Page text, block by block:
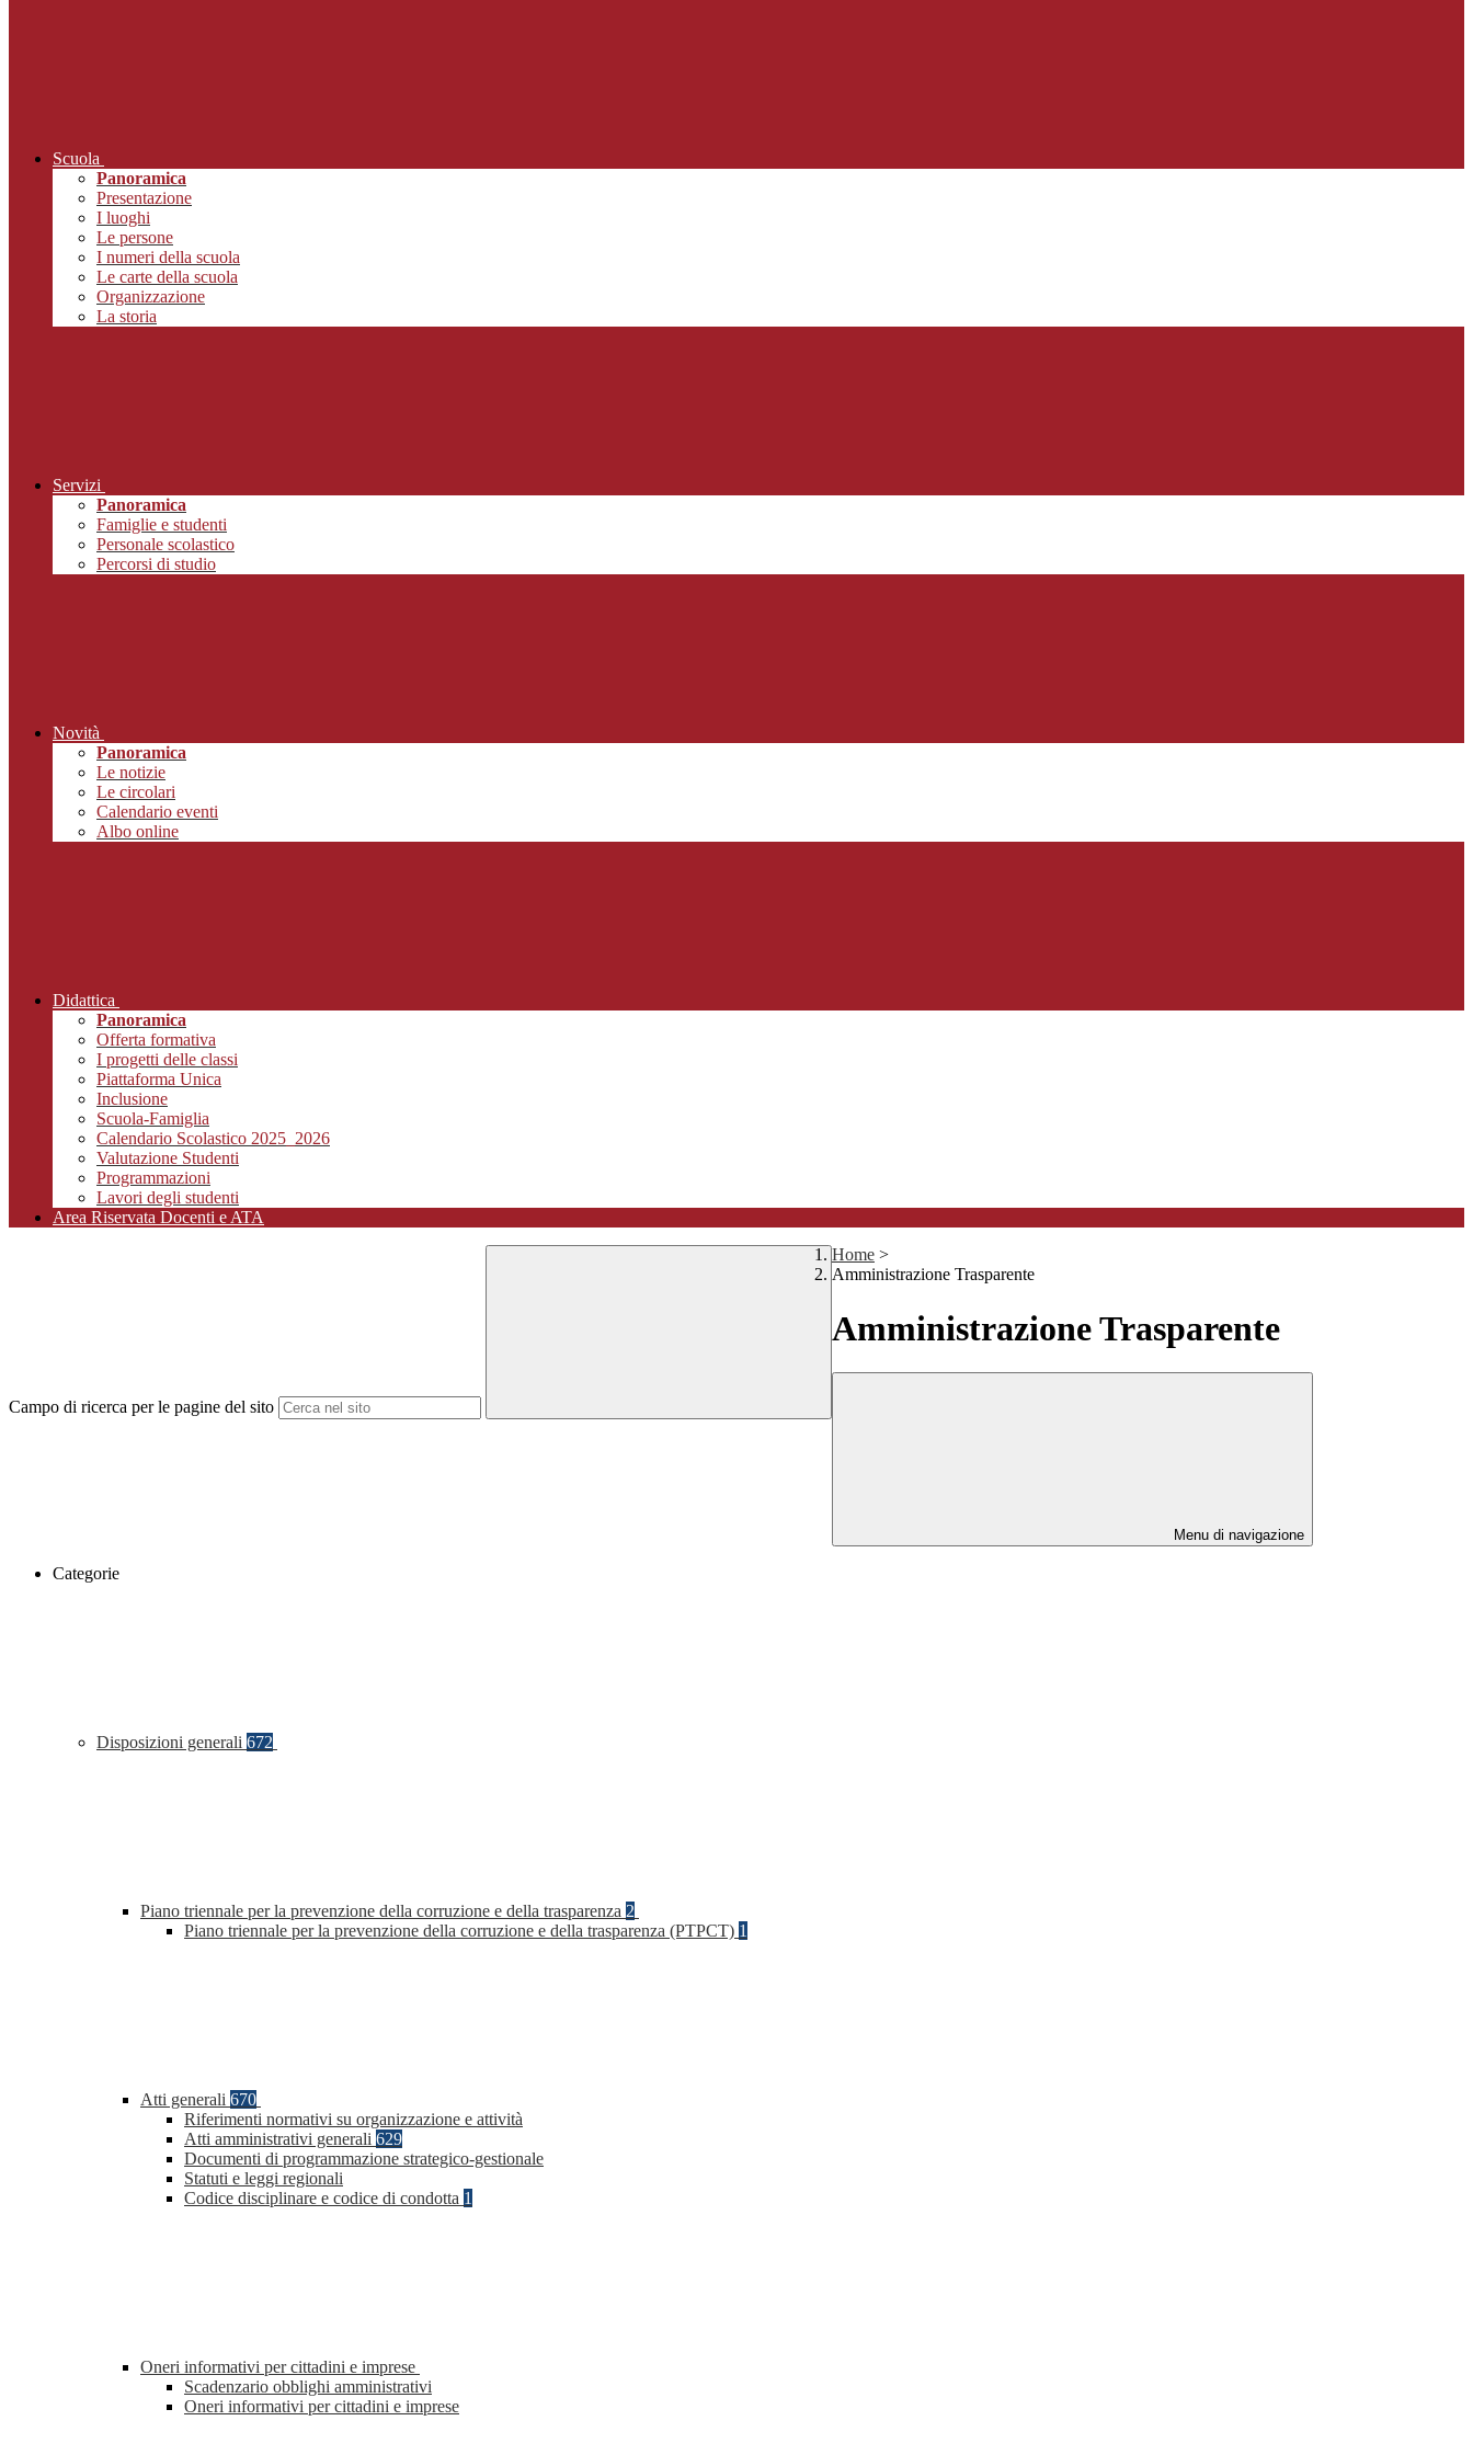
Scuola
Panoramica
Presentazione
I luoghi
Le persone
I numeri della scuola
Le carte della scuola
Organizzazione
La storia
Servizi
Panoramica
Famiglie e studenti
Personale scolastico
Percorsi di studio
Novità
Panoramica
Le notizie
Le circolari
Calendario eventi
Albo online
Didattica
Panoramica
Offerta formativa
I progetti delle classi
Piattaforma Unica
Inclusione
Scuola-Famiglia
Calendario Scolastico 2025_2026
Valutazione Studenti
Programmazioni
Lavori degli studenti
Area Riservata Docenti e ATA
Campo di ricerca per le pagine del sito
Home >
Amministrazione Trasparente
Amministrazione Trasparente
Menu di navigazione
Categorie
Disposizioni generali 672
Piano triennale per la prevenzione della corruzione e della trasparenza 2
Piano triennale per la prevenzione della corruzione e della trasparenza (PTPCT) 1
Atti generali 670
Riferimenti normativi su organizzazione e attività
Atti amministrativi generali 629
Documenti di programmazione strategico-gestionale
Statuti e leggi regionali
Codice disciplinare e codice di condotta 1
Oneri informativi per cittadini e imprese
Scadenzario obblighi amministrativi
Oneri informativi per cittadini e imprese